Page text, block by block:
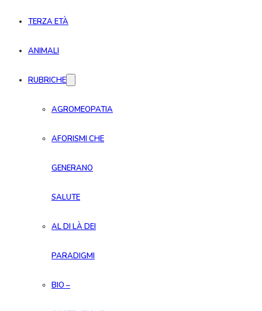
TERZA ETÀ
ANIMALI
RUBRICHE
AGROMEOPATIA
AFORISMI CHE
GENERANO
SALUTE
AL DI LÀ DEI
PARADIGMI
BIO –